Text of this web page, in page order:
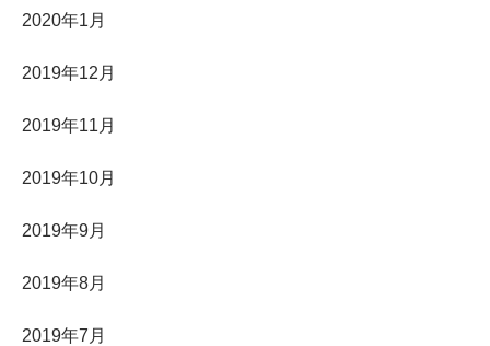
2020年1月
2019年12月
2019年11月
2019年10月
2019年9月
2019年8月
2019年7月